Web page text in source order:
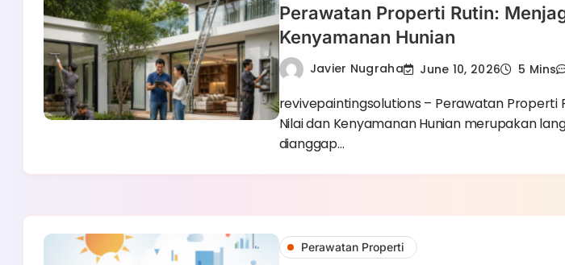
Perawatan Properti Rutin:
Kenyamanan Hunian
Javier Nugraha June 10, 2026 5 Mins
revivepaintingsolutions – Perawatan Properti
Nilai dan Kenyamanan Hunian merupakan
dianggap…
Perawatan Properti